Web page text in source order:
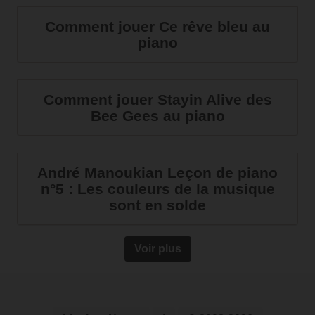
Comment jouer Ce rêve bleu au
piano
Comment jouer Stayin Alive des
Bee Gees au piano
André Manoukian Leçon de piano
n°5 : Les couleurs de la musique
sont en solde
Voir plus